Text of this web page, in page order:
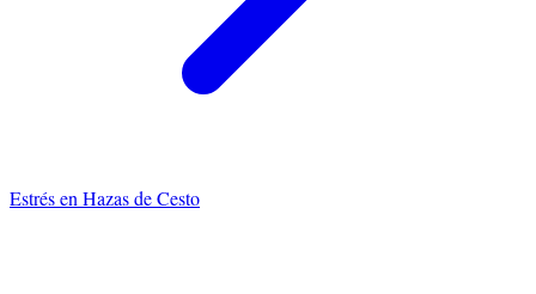
Estrésen Hazas de Cesto